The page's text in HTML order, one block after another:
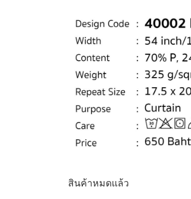
สินค้าหมดแล้ว